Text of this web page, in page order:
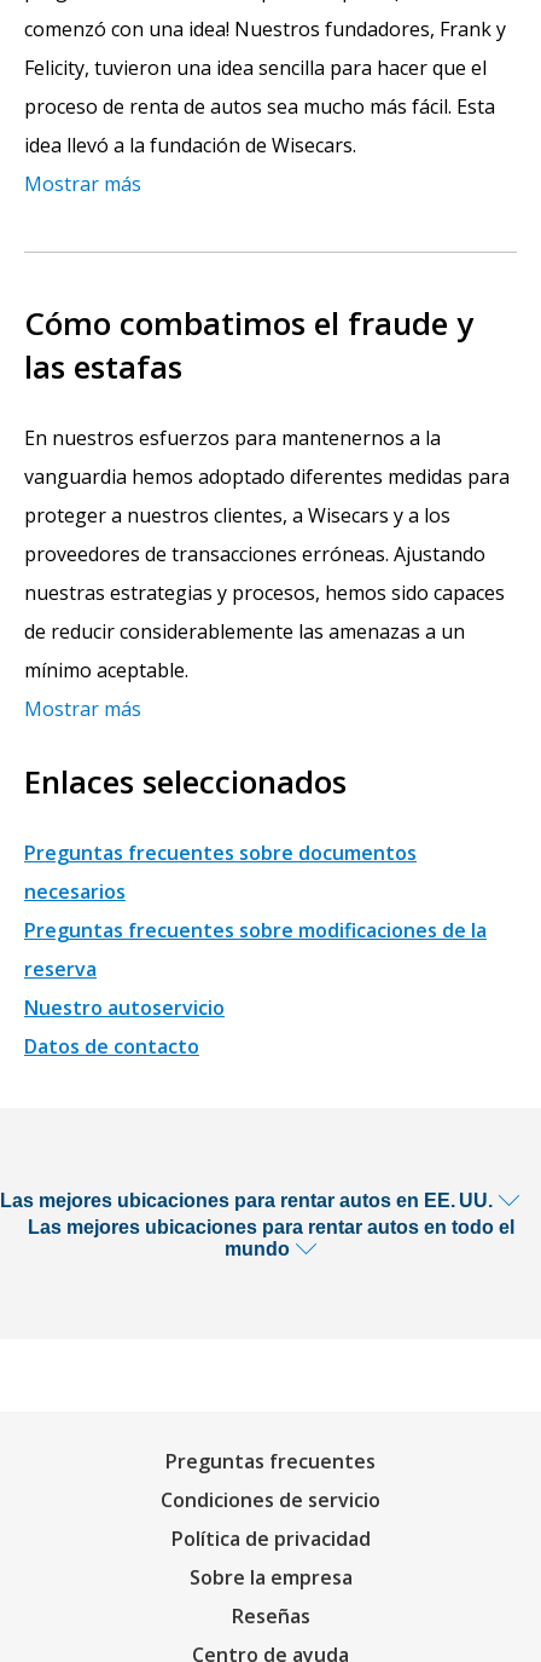
comenzó con una idea! Nuestros fundadores, Frank y
Felicity, tuvieron una idea sencilla para hacer que el
proceso de renta de autos sea mucho más fácil. Esta
idea llevó a la fundación de Wisecars.
Mostrar más
Cómo combatimos el fraude y
las estafas
En nuestros esfuerzos para mantenernos a la
vanguardia hemos adoptado diferentes medidas para
proteger a nuestros clientes, a Wisecars y a los
proveedores de transacciones erróneas. Ajustando
nuestras estrategias y procesos, hemos sido capaces
de reducir considerablemente las amenazas a un
mínimo aceptable.
Mostrar más
Enlaces seleccionados
Preguntas frecuentes sobre documentos
necesarios
Preguntas frecuentes sobre modificaciones de la
reserva
Nuestro autoservicio
Datos de contacto
Las mejores ubicaciones para rentar autos en EE. UU.
Las mejores ubicaciones para rentar autos en todo el
mundo
Preguntas frecuentes
Condiciones de servicio
Política de privacidad
Sobre la empresa
Reseñas
Centro de ayuda